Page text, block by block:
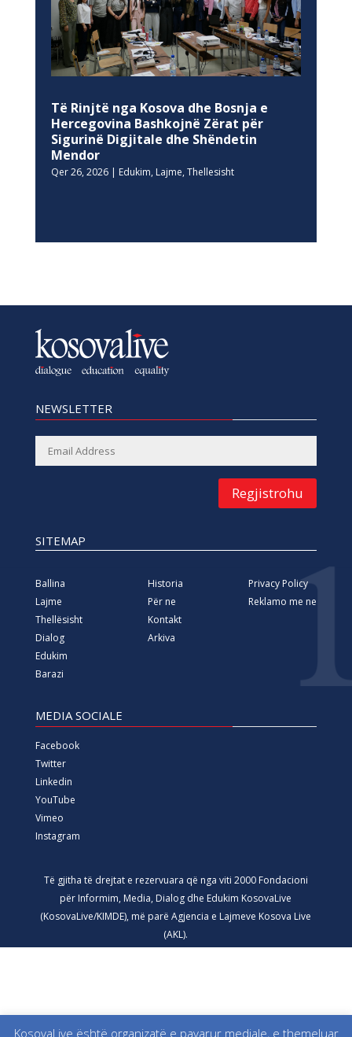
Të Rinjtë nga Kosova dhe Bosnja e
Hercegovina Bashkojnë Zërat për
Sigurinë Digjitale dhe Shëndetin
Mendor
Qer 26, 2026| Edukim, Lajme, Thellesisht
NEWSLETTER
Regjistrohu
SITEMAP
Ballina
Lajme
Thellësisht
Dialog
Edukim
Barazi
Historia
Për ne
Kontakt
Arkiva
Privacy Policy
Reklamo me ne
MEDIA SOCIALE
Facebook
Twitter
Linkedin
YouTube
Vimeo
Instagram
Të gjitha të drejtat e rezervuara që nga viti 2000 Fondacioni
për Informim, Media, Dialog dhe Edukim KosovaLive
(KosovaLive/KIMDE), më parë Agjencia e Lajmeve Kosova Live
(AKL).
KosovaLive është organizatë e pavarur mediale, e themeluar